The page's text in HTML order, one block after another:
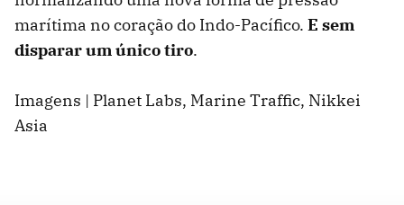
marítima no coração do Indo-Pacífico. E sem
disparar um único tiro.
Imagens | Planet Labs, Marine Traffic, Nikkei
Asia